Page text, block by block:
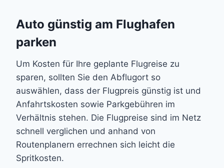
Auto günstig am Flughafen
parken
Um Kosten für Ihre geplante Flugreise zu
sparen, sollten Sie den Abflugort so
auswählen, dass der Flugpreis günstig ist und
Anfahrtskosten sowie Parkgebühren im
Verhältnis stehen. Die Flugpreise sind im Netz
schnell verglichen und anhand von
Routenplanern errechnen sich leicht die
Spritkosten.